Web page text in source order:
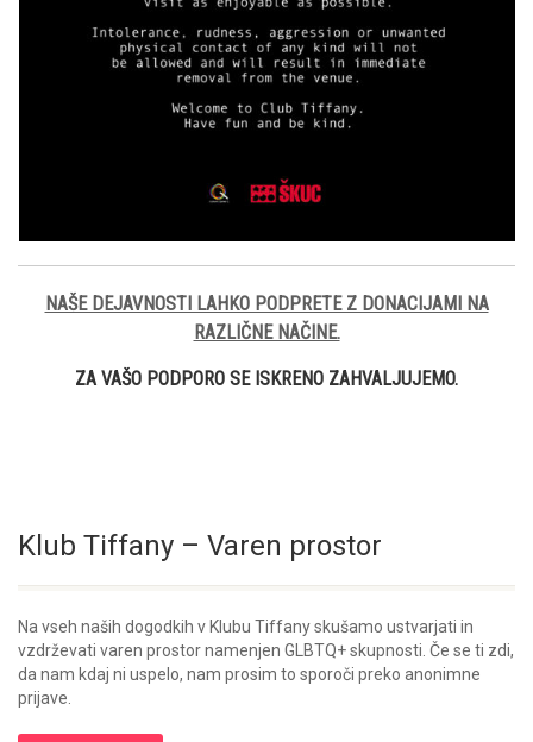
NAŠE DEJAVNOSTI LAHKO PODPRETE Z DONACIJAMI NA
RAZLIČNE NAČINE.
ZA VAŠO PODPORO SE ISKRENO ZAHVALJUJEMO.
Klub Tiffany – Varen prostor
Na vseh naših dogodkih v Klubu Tiffany skušamo ustvarjati in
vzdrževati varen prostor namenjen GLBTQ+ skupnosti. Če se ti zdi,
da nam kdaj ni uspelo, nam prosim to sporoči preko anonimne
prijave.